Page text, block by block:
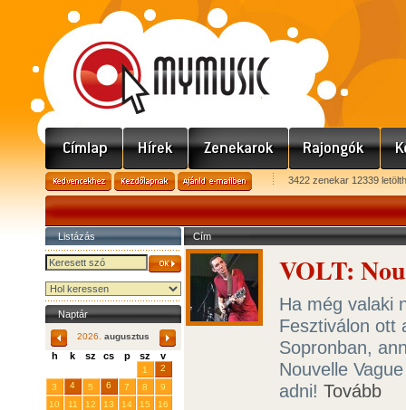
3422 zenekar 12339
Listázás
Naptár
2026. augusztus
h k sz cs p sz v
1
2
3
4 5 6 7 8
9
10
11 12 13 14 15
16
Cím
VOLT:
Ha még valaki
Fesztiválon ott
Sopronban,
Nouvelle
adni! Tovább